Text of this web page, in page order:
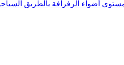
أضواء الرفرافة بالطريق